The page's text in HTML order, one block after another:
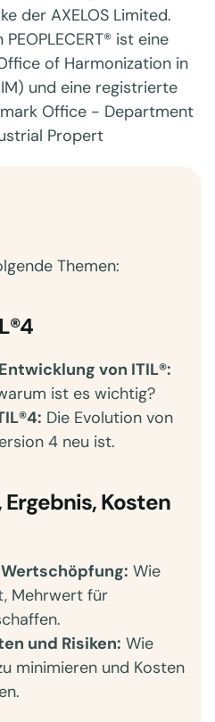
der AXELOS Limited.
ist eine
of Harmonization in
und eine registrierte
Office - Department
Propert
Themen:
von ITIL®:
ist es wichtig?
Die Evolution von
4 neu ist.
Kosten
Wie
Mehrwert für
und Risiken: Wie
minimieren und Kosten